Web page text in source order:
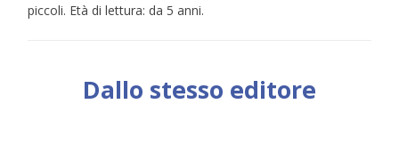
piccoli. Età di lettura: da 5 anni.
Dallo stesso editore